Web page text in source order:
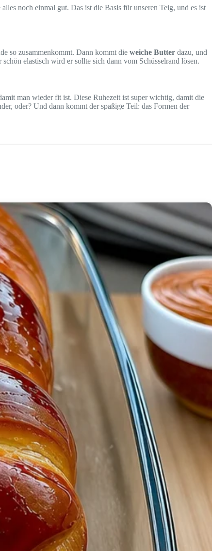
noch einmal gut. Das ist die Basis für unseren Teig, und es ist
so zusammenkommt. Dann kommt die weiche Butter dazu, und
elastisch wird er sollte sich dann vom Schüsselrand lösen.
man wieder fit ist. Diese Ruhezeit ist super wichtig, damit die
oder? Und dann kommt der spaßige Teil: das Formen der